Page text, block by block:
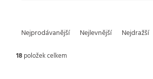
Ř
a
Nejprodávanější Nejlevnější Nejdražší
18položek celkem